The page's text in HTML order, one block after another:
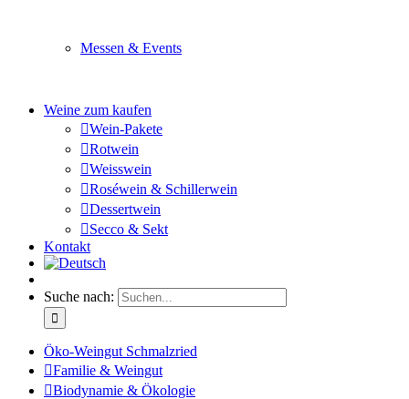
Messen & Events
Weine zum kaufen
Wein-Pakete
Rotwein
Weisswein
Roséwein & Schillerwein
Dessertwein
Secco & Sekt
Kontakt
Suche nach:
Öko-Weingut Schmalzried
Familie & Weingut
Biodynamie & Ökologie